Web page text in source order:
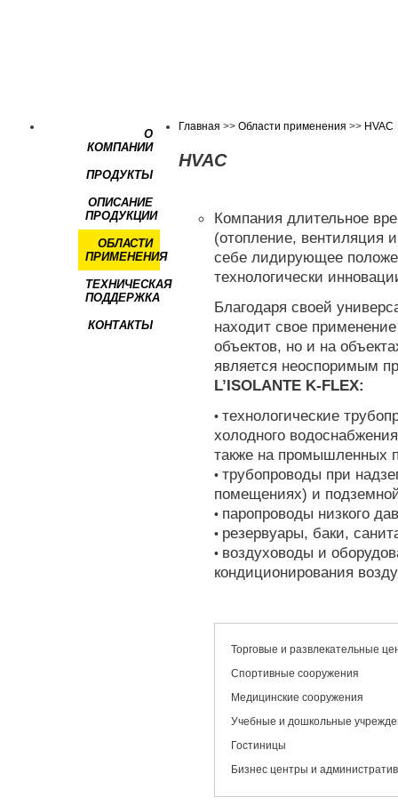
О
КОМПАНИИ
ПРОДУКТЫ
ОПИСАНИЕ
ПРОДУКЦИИ
ОБЛАСТИ
ПРИМЕНЕНИЯ
ТЕХНИЧЕСКАЯ
ПОДДЕРЖКА
КОНТАКТЫ
Главная >>Области применения >> HVAC
HVAC
Компания длительное
(отопление, вентиляция
себе лидирующее
технологически
Благодаря своей
находит свое
объектов, но и на
является неоспоримым
L’ISOLANTE K-FLEX:
•технологические
холодного
также на промышленных
•трубопроводы при
помещениях) и
• паропроводы низкого
• резервуары, баки,
• воздуховоды и
кондиционирования
Торговые и развлекательные
Спортивные сооружения
Медицинские сооружения
Учебные и дошкольные
Гостиницы
Бизнес центры и